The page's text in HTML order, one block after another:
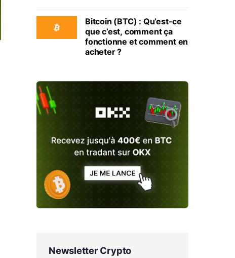
Bitcoin (BTC) : Qu’est-ce
que c’est, comment ça
fonctionne et comment en
acheter ?
Newsletter Crypto